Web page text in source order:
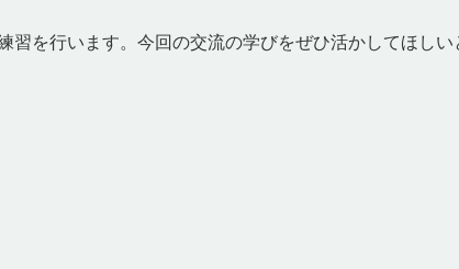
を行います。今回の交流の学びをぜひ活かしてほしい